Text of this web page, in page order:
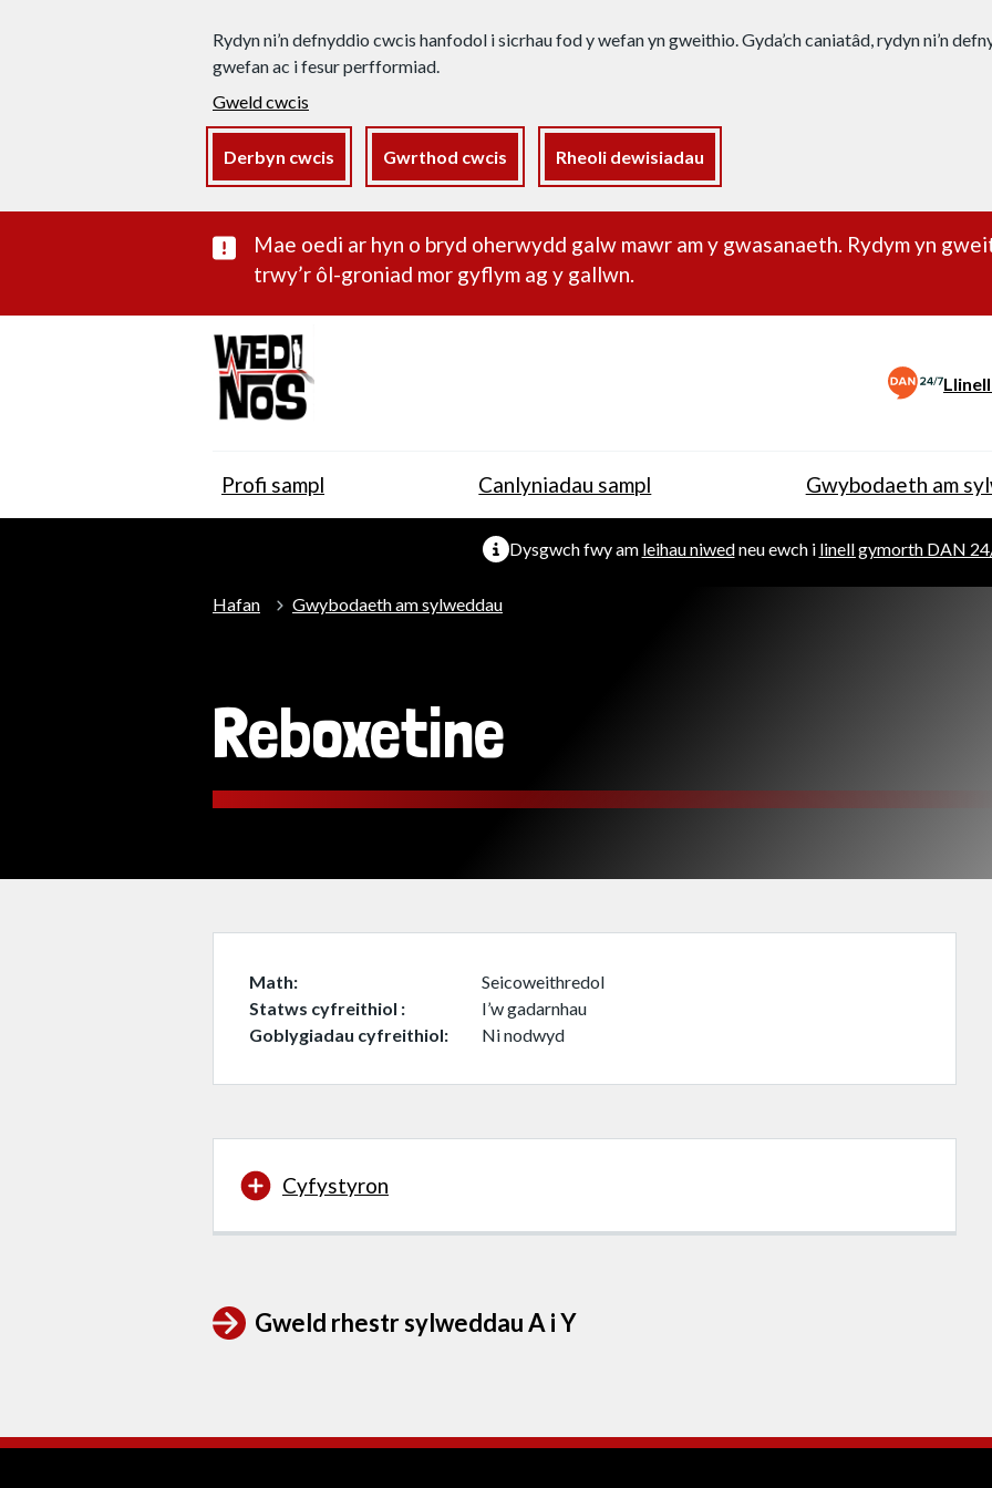
Rydyn ni’n defnyddio cwcis hanfodol i sicrhau fod y wefan yn gweithio. Gyda’ch caniatâd, rydyn ni’n
gwefan ac i fesur perfformiad.
Gweld cwcis
Derbyn cwcis Gwrthod cwcis Rheoli dewisiadau
Rhybudd sylwedd pwysig
Mae oedi ar hyn o bryd oherwydd galw mawr am y gwasanaeth. Rydym yn
trwy’r ôl-groniad mor gyflym ag y gallwn.
Profi sampl Canlyniadau sampl Gwybodaeth am
Dysgwch fwy am leihau niwedneu ewch i linell gymorth DAN
Hafan Gwybodaeth am sylweddau
Reboxetine
Math
Seicoweithredol
Statws cyfreithiol
I’w gadarnhau
Goblygiadau cyfreithiol
Ni nodwyd
Cyfystyron
Gweld rhestr sylweddau A i Y